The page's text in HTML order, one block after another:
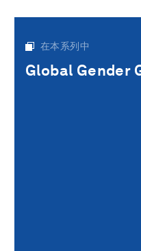
在本系列中
Global Gender